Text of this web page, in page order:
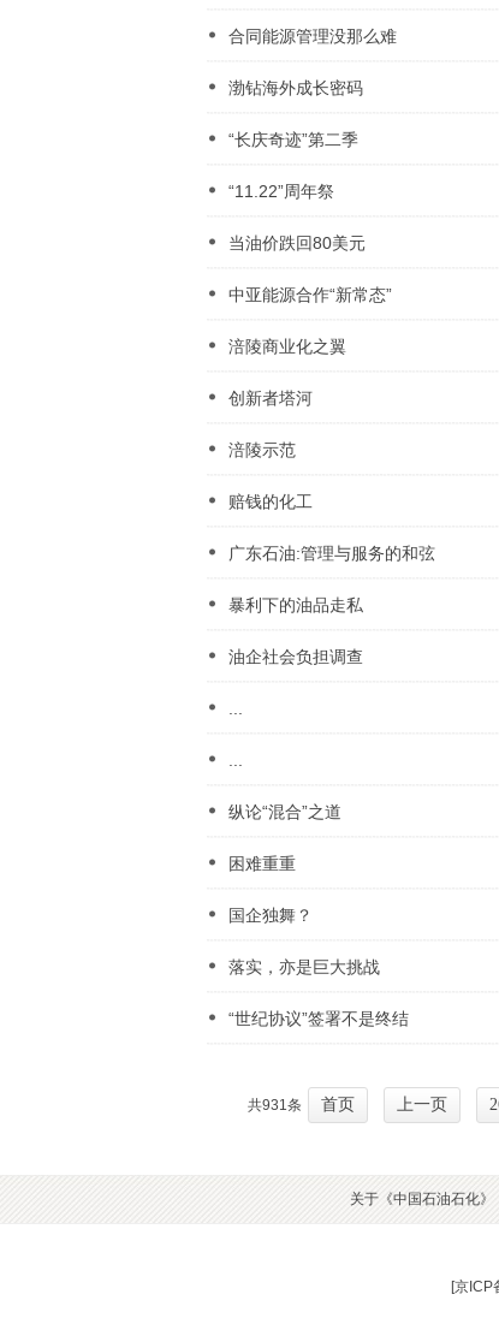
合同能源管理没那么难
渤钻海外成长密码
“长庆奇迹”第二季
“11.22”周年祭
当油价跌回80美元
中亚能源合作“新常态”
涪陵商业化之翼
创新者塔河
涪陵示范
赔钱的化工
广东石油:管理与服务的和弦
暴利下的油品走私
油企社会负担调查
纵论“混合”之道
困难重重
国企独舞？
落实，亦是巨大挑战
“世纪协议”签署不是终结
共931条 首页 上一页
关于《中国石油石化》
[京ICP